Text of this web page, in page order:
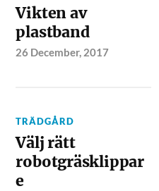
Vikten av
plastband
26 December, 2017
TRÄDGÅRD
Välj rätt
robotgräsklippar
e